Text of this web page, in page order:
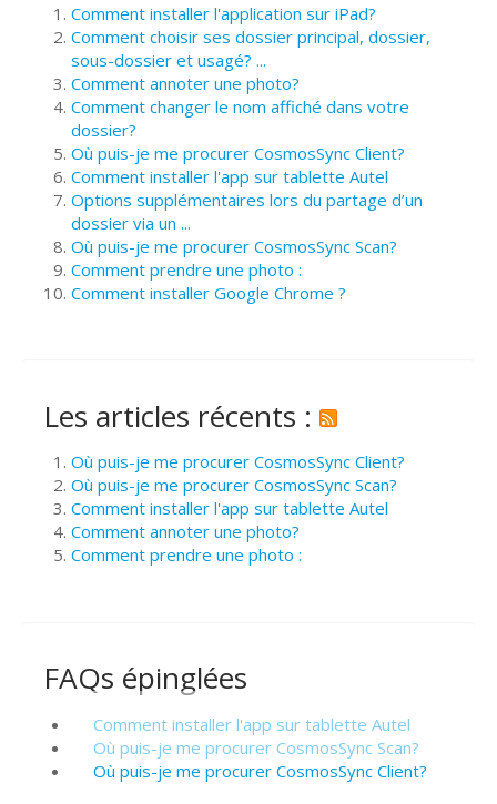
Comment installer l'application sur iPad?
Comment choisir ses dossier principal, dossier,
sous-dossier et usagé? ...
Comment annoter une photo?
Comment changer le nom affiché dans votre
dossier?
Où puis-je me procurer CosmosSync Client?
Comment installer l'app sur tablette Autel
Options supplémentaires lors du partage d’un
dossier via un ...
Où puis-je me procurer CosmosSync Scan?
Comment prendre une photo :
Comment installer Google Chrome ?
Les articles récents :
Où puis-je me procurer CosmosSync Client?
Où puis-je me procurer CosmosSync Scan?
Comment installer l'app sur tablette Autel
Comment annoter une photo?
Comment prendre une photo :
FAQs épinglées
Comment installer l'app sur tablette Autel
Où puis-je me procurer CosmosSync Scan?
Où puis-je me procurer CosmosSync Client?